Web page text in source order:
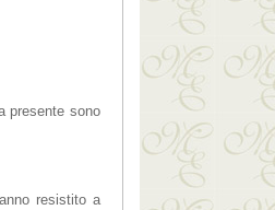
presente sono
resistito a